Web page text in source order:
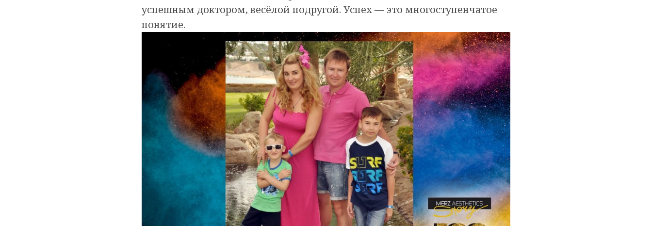
успешным доктором, весёлой подругой. Успех — это многоступенчатое
понятие.